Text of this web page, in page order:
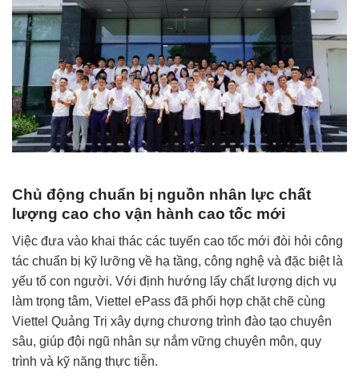
Chủ động chuẩn bị nguồn nhân lực chất
lượng cao cho vận hành cao tốc mới
Việc đưa vào khai thác các tuyến cao tốc mới đòi hỏi công
tác chuẩn bị kỹ lưỡng về hạ tầng, công nghệ và đặc biệt là
yếu tố con người. Với định hướng lấy chất lượng dịch vụ
làm trọng tâm, Viettel ePass đã phối hợp chặt chẽ cùng
Viettel Quảng Trị xây dựng chương trình đào tạo chuyên
sâu, giúp đội ngũ nhân sự nắm vững chuyên môn, quy
trình và kỹ năng thực tiễn.